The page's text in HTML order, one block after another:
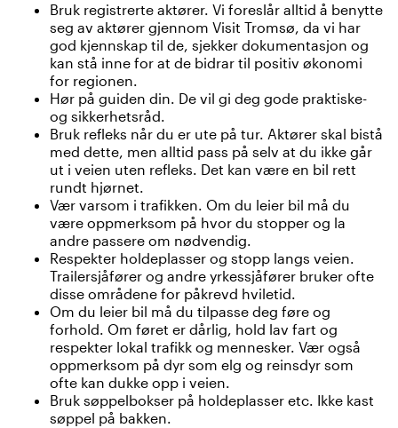
Bruk registrerte aktører. Vi foreslår alltid å benytte
seg av aktører gjennom Visit Tromsø, da vi har
god kjennskap til de, sjekker dokumentasjon og
kan stå inne for at de bidrar til positiv økonomi
for regionen.
Hør på guiden din. De vil gi deg gode praktiske-
og sikkerhetsråd.
Bruk refleks når du er ute på tur. Aktører skal bistå
med dette, men alltid pass på selv at du ikke går
ut i veien uten refleks. Det kan være en bil rett
rundt hjørnet.
Vær varsom i trafikken. Om du leier bil må du
være oppmerksom på hvor du stopper og la
andre passere om nødvendig.
Respekter holdeplasser og stopp langs veien.
Trailersjåfører og andre yrkessjåfører bruker ofte
disse områdene for påkrevd hviletid.
Om du leier bil må du tilpasse deg føre og
forhold. Om føret er dårlig, hold lav fart og
respekter lokal trafikk og mennesker. Vær også
oppmerksom på dyr som elg og reinsdyr som
ofte kan dukke opp i veien.
Bruk søppelbokser på holdeplasser etc. Ikke kast
søppel på bakken.